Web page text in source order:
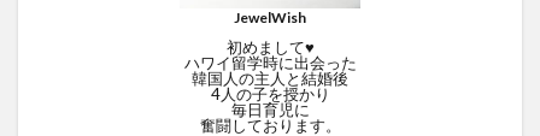
JewelWish
初めまして♥
ハワイ留学時に出会った
韓国人の主人と結婚後
4人の子を授かり
毎日育児に
奮闘しております。